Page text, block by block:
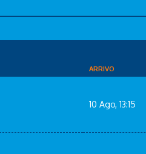
ARRIVO
10 Ago, 13:15